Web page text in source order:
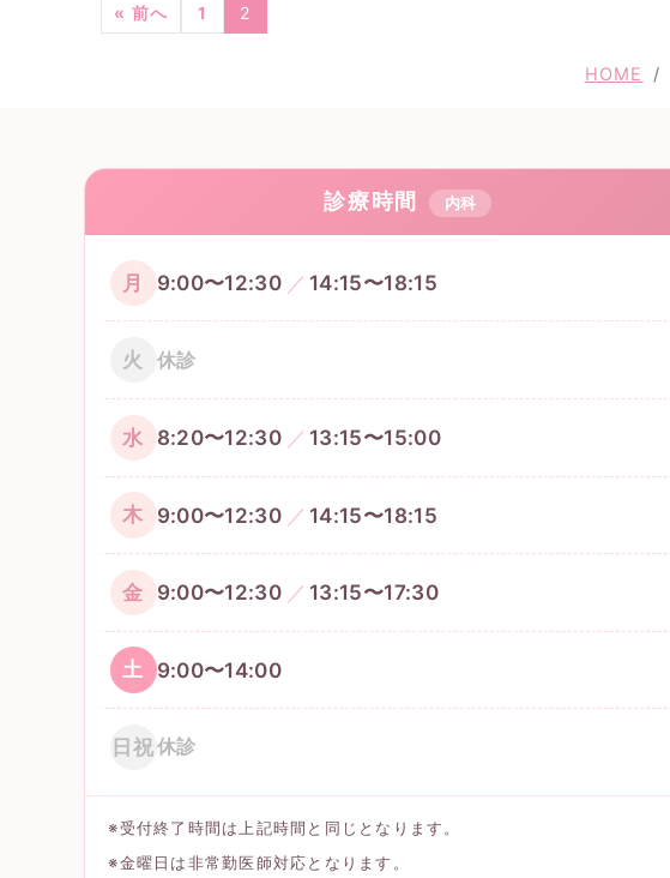
« 前へ 1 2
HOME
診療時間 内科
月 9:00〜12:30 14:15〜18:15
火 休診
水 8:20〜12:30 13:15〜15:00
木 9:00〜12:30 14:15〜18:15
金 9:00〜12:30 13:15〜17:30
土 9:00〜14:00
日祝休診
※受付終了時間は上記時間と同じとなります。
※金曜日は非常勤医師対応となります。